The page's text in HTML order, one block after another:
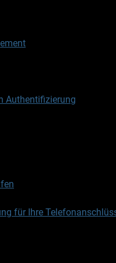
Authentifizierung
für Ihre